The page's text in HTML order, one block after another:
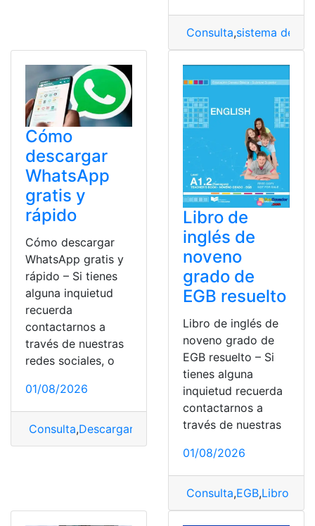
Consulta,sistema de
Cómo
descargar
WhatsApp
gratis y
rápido
Cómo descargar
WhatsApp gratis y
rápido – Si tienes
alguna inquietud
recuerda
contactarnos a
través de nuestras
redes sociales, o
01/08/2026
Consulta,Descargar rápido,whatsapp
Libro de
inglés de
noveno
grado de
EGB resuelto
Libro de inglés de
noveno grado de
EGB resuelto – Si
tienes alguna
inquietud recuerda
contactarnos a
través de nuestras
01/08/2026
Consulta,EGB,Libro